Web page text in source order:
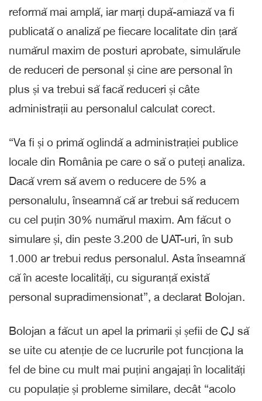
reformă mai amplă, iar marți după-amiază va fi
publicată o analiză pe fiecare localitate din țară
numărul maxim de posturi aprobate, simulărule
de reduceri de personal și cine are personal în
plus și va trebui să facă reduceri și câte
administrații au personalul calculat corect.
“Va fi și o primă oglindă a administrației publice
locale din România pe care o să o puteți analiza.
Dacă vrem să avem o reducere de 5% a
personalulu, înseamnă că ar trebui să reducem
cu cel puțin 30% numărul maxim. Am făcut o
simulare și, din peste 3.200 de UAT-uri, în sub
1.000 ar trebui redus personalul. Asta înseamnă
că în aceste localități, cu siguranță există
personal supradimensionat”, a declarat Bolojan.
Bolojan a făcut un apel la primarii și șefii de CJ să
se uite cu atenție de ce lucrurile pot funcționa la
fel de bine cu mult mai puțini angajați în localități
cu populație și probleme similare, decât “acolo